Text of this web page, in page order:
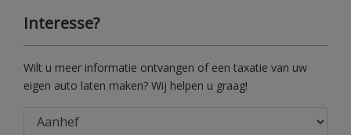
Interesse?
Wilt u meer informatie ontvangen of een taxatie van uw
eigen auto laten maken? Wij helpen u graag!